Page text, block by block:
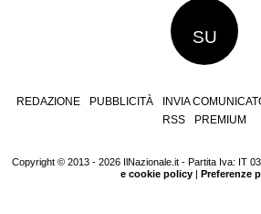
SU
REDAZIONE PUBBLICITÀ INVIA
RSS
PREMIUM
Copyright © 2013 - 2026 IlNazionale.it - Partita Iva: IT
e cookie policy| Preferenze